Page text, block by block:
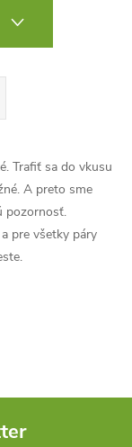
Trafiť sa do vkusu
A preto sme
pozornosť.
pre všetky páry